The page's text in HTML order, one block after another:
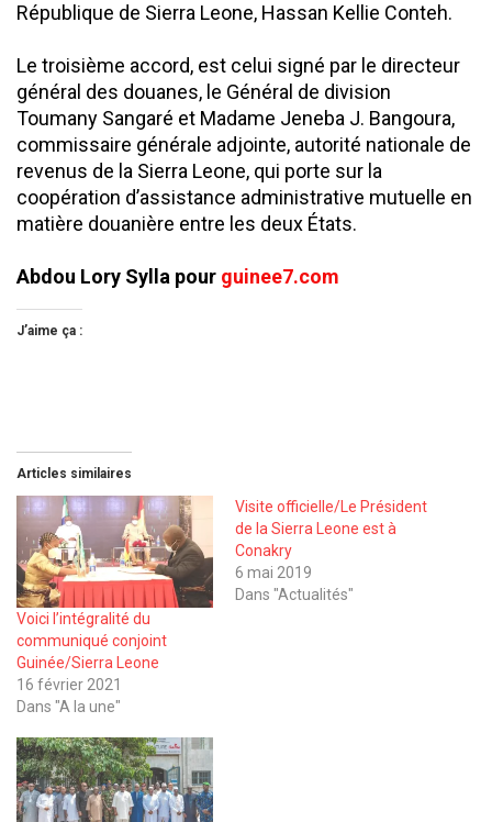
République de Sierra Leone, Hassan Kellie Conteh.
Le troisième accord, est celui signé par le directeur
général des douanes, le Général de division
Toumany Sangaré et Madame Jeneba J. Bangoura,
commissaire générale adjointe, autorité nationale de
revenus de la Sierra Leone, qui porte sur la
coopération d’assistance administrative mutuelle en
matière douanière entre les deux États.
Abdou Lory Sylla pour guinee7.com
J’aime ça :
Articles similaires
Voici l’intégralité du
communiqué conjoint
Guinée/Sierra Leone
16 février 2021
Dans "A la une"
Visite officielle/Le Président
de la Sierra Leone est à
Conakry
6 mai 2019
Dans "Actualités"